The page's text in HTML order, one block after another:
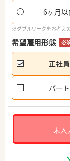
6ヶ月以
※ダブルワークをお考え
希望雇用形態 必
正社員
パート
未入